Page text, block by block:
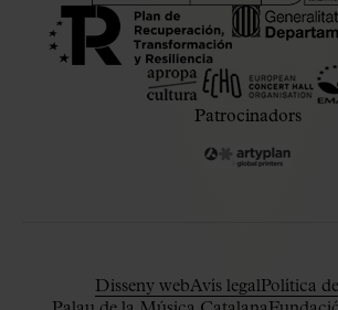
Patrocinadors
Disseny webAvís legalPolítica